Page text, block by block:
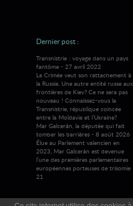
Dernier post :
Transnistrie : voyage dans un pays
fantôme - 27 avril 2022
La Crimée veut son rattachement à
la Russie. Une autre entité russe aux
frontières de Kiev? Ce ne sera pas
nouveau ! Connaissez-vous la
Transnistrie, république coincée
entre la Moldavie et l’Ukraine?
Mar Galcerán, la députée qui fait
tomber les barrières - 8 août 2026
Élue au Parlement valencien en
2023, Mar Galcerán est devenue
l’une des premières parlementaires
européennes porteuses de trisomie
21